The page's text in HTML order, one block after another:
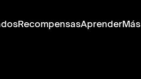
RecompensasAprenderMás